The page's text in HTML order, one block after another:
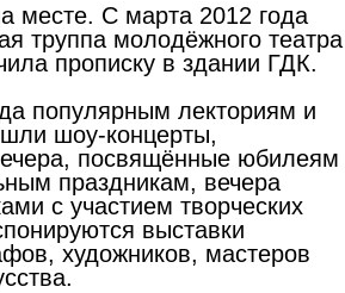
месте. С марта 2012 года
труппа молодёжного театра
прописку в здании ГДК.
популярным лекториям и
шоу-концерты,
посвящённые юбилеям
праздникам, вечера
с участием творческих
выставки
художников, мастеров